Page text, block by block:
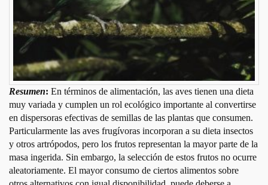
Resumen: En términos de alimentación, las aves tienen una dieta
muy variada y cumplen un rol ecológico importante al convertirse
en dispersoras efectivas de semillas de las plantas que consumen.
Particularmente las aves frugívoras incorporan a su dieta insectos
y otros artrópodos, pero los frutos representan la mayor parte de la
masa ingerida. Sin embargo, la selección de estos frutos no ocurre
aleatoriamente. El mayor consumo de ciertos alimentos sobre